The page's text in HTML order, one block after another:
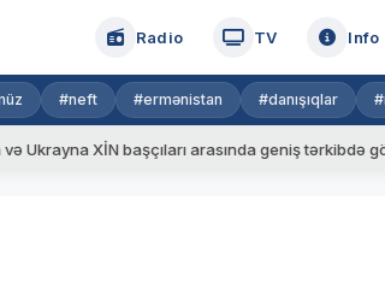
Radio TV Info
#neft #ermənistan #danışıqlar
başçıları arasında geniş tərkibdə görüş